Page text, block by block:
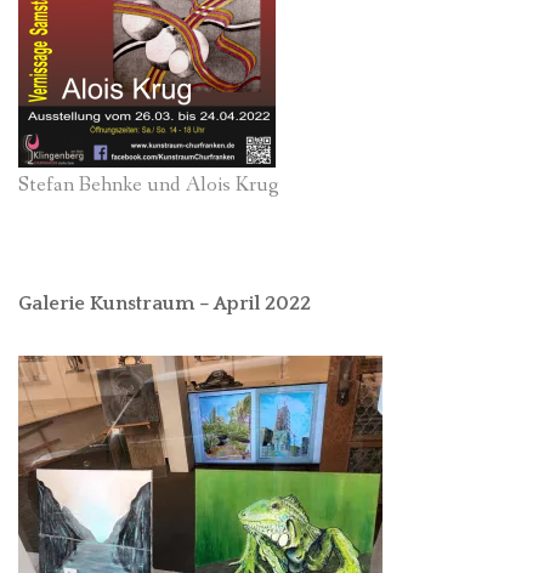
Stefan Behnke und Alois Krug
Galerie Kunstraum – April 2022